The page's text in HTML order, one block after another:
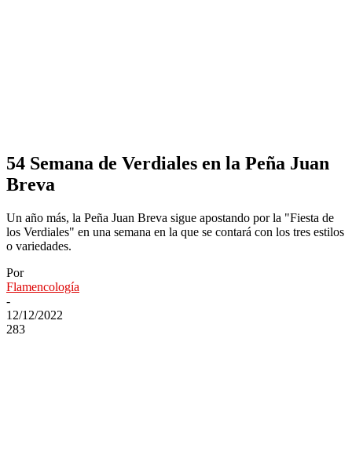
54 Semana de Verdiales en la Peña Juan
Breva
Un año más, la Peña Juan Breva sigue apostando por la "Fiesta de
los Verdiales" en una semana en la que se contará con los tres estilos
o variedades.
Por
Flamencología
-
12/12/2022
283